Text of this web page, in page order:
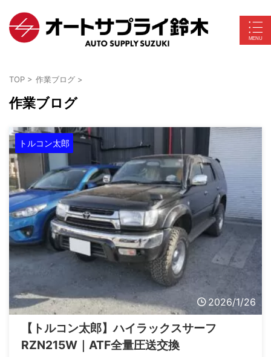
TOP > 作業ブログ >
作業ブログ
トルコン太郎
2026/1/26
【トルコン太郎】ハイラックスサーフ
RZN215W｜ATF全量圧送交換